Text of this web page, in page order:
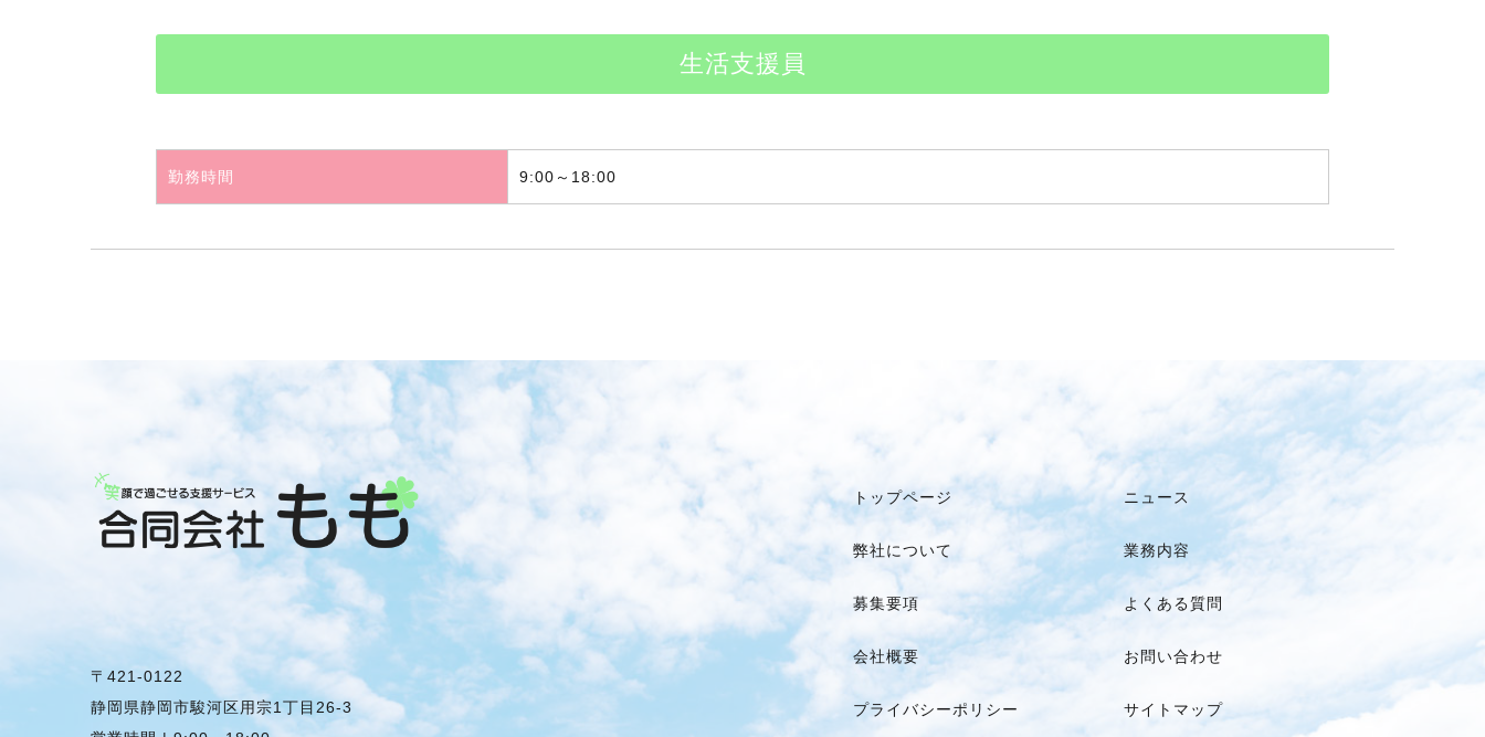
生活支援員
勤務時間 9:00～18:00
〒421-0122
静岡県静岡市駿河区用宗1丁目26-3
トップページ ニュース
弊社について 業務内容
募集要項 よくある質問
会社概要 お問い合わせ
プライバシーポリシー サイトマップ